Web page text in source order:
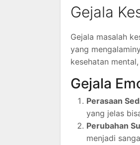
Gejala
Gejala masalah
yang
kesehatan
Gejala
Perasaan
yang jelas
Perubahan
menjadi